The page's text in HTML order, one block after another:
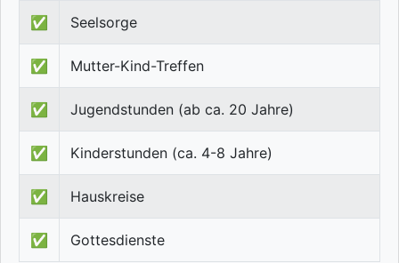
✅ Seelsorge
✅ Mutter-Kind-Treffen
✅ Jugendstunden (ab ca. 20 Jahre)
✅ Kinderstunden (ca. 4-8 Jahre)
✅ Hauskreise
✅ Gottesdienste